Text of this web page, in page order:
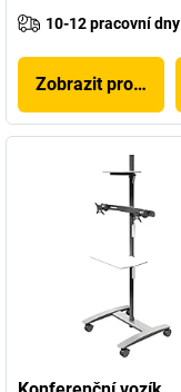
10-12 pracovní dny
Zobrazit produkt